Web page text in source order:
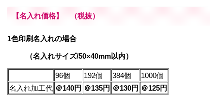
【名入れ価格】 （税抜）
1色印刷名入れの場合
（名入れサイズ/50×40mm以内）
96個 192個 384個
1000個
名入れ加工代 ＠140円 ＠135円 ＠130円 ＠125円